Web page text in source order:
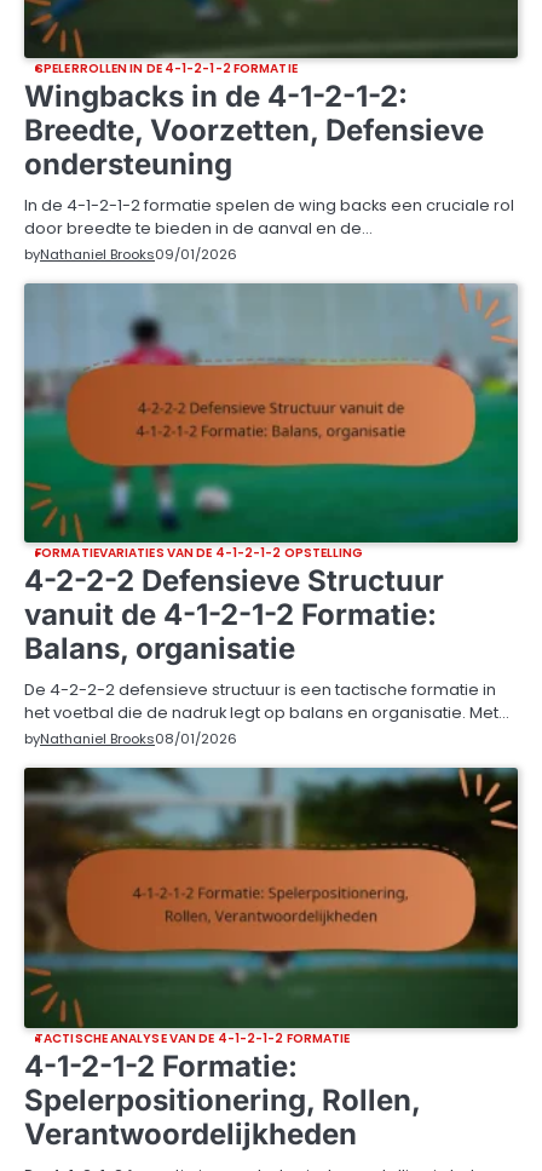
SPELERROLLEN IN DE 4-1-2-1-2 FORMATIE
Wingbacks in de 4-1-2-1-2:
Breedte, Voorzetten, Defensieve
ondersteuning
In de 4-1-2-1-2 formatie spelen de wing backs een cruciale rol
door breedte te bieden in de aanval en de…
byNathaniel Brooks09/01/2026
FORMATIEVARIATIES VAN DE 4-1-2-1-2 OPSTELLING
4-2-2-2 Defensieve Structuur
vanuit de 4-1-2-1-2 Formatie:
Balans, organisatie
De 4-2-2-2 defensieve structuur is een tactische formatie in
het voetbal die de nadruk legt op balans en organisatie. Met…
byNathaniel Brooks08/01/2026
TACTISCHE ANALYSE VAN DE 4-1-2-1-2 FORMATIE
4-1-2-1-2 Formatie:
Spelerpositionering, Rollen,
Verantwoordelijkheden